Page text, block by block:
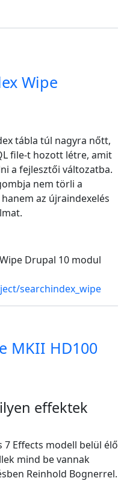
Wipe
tábla túl nagyra nőtt,
file-t hozott létre, amit
a fejlesztői változatba.
nem törli a
az újraindexelés
Drupal 10 modul
searchindex_wipe
MKII HD100
effektek
7 Effects modell belül élő
mind be vannak
Reinhold Bognerrel.